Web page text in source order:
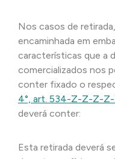
Nos casos de
encaminhada em
características que a
comercializados nos
conter fixado o
4°, art. 534-Z-Z-Z-Z-
deverá conter:
Esta retirada deverá